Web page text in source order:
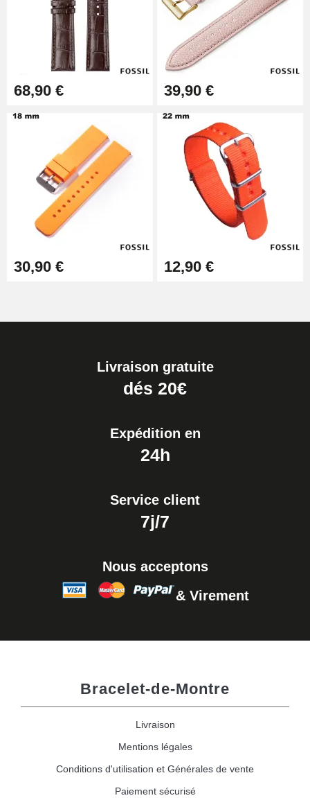
Extracteur de Bracelet de
Montre Facile
17,90 €
68,90 € 39,90 €
30,90 € 12,90 €
Livraison gratuite
dés 20€
Expédition en
24h
Service client
7j/7
Nous acceptons
& Virement
Bracelet-de-Montre
Livraison
Mentions légales
Conditions d'utilisation et Générales de vente
Paiement sécurisé